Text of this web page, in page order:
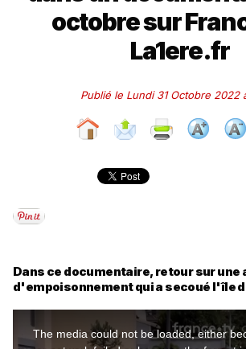
octobre sur
La1ere.fr
Publié le Lundi 31 Octobre 2022
Dans ce documentaire, retour sur une
d'empoisonnement qui a secoué l'île